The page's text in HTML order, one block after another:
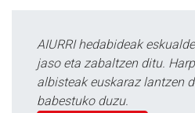
AIURRI hedabideak
jaso eta zabaltzen ditu.
albisteak euskaraz lantzen
babestuko duzu.